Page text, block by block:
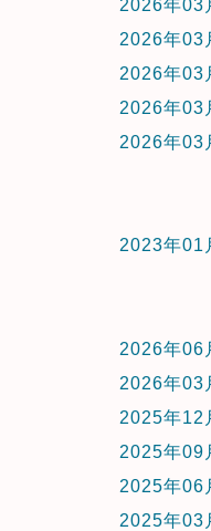
2026年03
2026年03
2026年03
2026年03
2026年03
2023年01
2026年06
2026年03
2025年12
2025年09
2025年06
2025年03